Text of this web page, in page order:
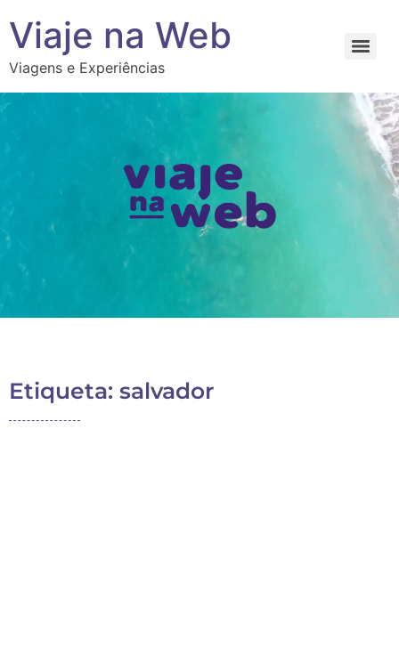
Viaje na Web
Viagens e Experiências
Etiqueta: salvador